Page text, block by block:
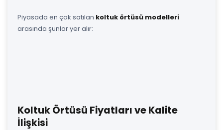
Piyasada en çok satılan koltuk örtüsü modelleri
arasında şunlar yer alır:
Koltuk Örtüsü Fiyatları ve Kalite
İlişkisi